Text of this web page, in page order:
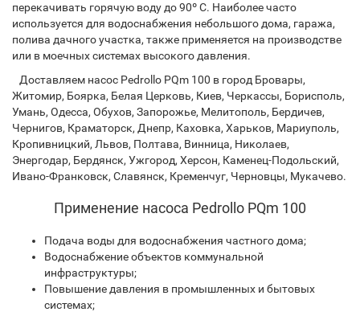
перекачивать горячую воду до 90º C. Наиболее часто
используется для водоснабжения небольшого дома, гаража,
полива дачного участка, также применяется на производстве
или в моечных системах высокого давления.
Доставляем насос Pedrollo PQm 100 в город Бровары,
Житомир, Боярка, Белая Церковь, Киев, Черкассы, Борисполь,
Умань, Одесса, Обухов, Запорожье, Мелитополь, Бердичев,
Чернигов, Краматорск, Днепр, Каховка, Харьков, Мариуполь,
Кропивницкий, Львов, Полтава, Винница, Николаев,
Энергодар, Бердянск, Ужгород, Херсон, Каменец-Подольский,
Ивано-Франковск, Славянск, Кременчуг, Черновцы, Мукачево.
Применение насоса Pedrollo PQm 100
Подача воды для водоснабжения частного дома;
Водоснабжение объектов коммунальной
инфраструктуры;
Повышение давления в промышленных и бытовых
системах;